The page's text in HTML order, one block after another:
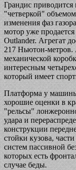
Грандис
"четверкой"
изменения фаз
мотор уже
Outlander. Агрегат
217 Ньютон-метров.
механической
интересным
который имеет
Платформа у
хорошие оценки в
"рельсы"
удара и
конструкции
стойки кузова,
систем пассивной
которых есть
случае беды.